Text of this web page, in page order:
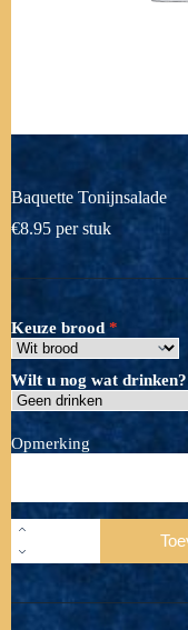
Baquette Tonijnsalade
€8.95 per stuk
Keuze brood
Wilt u nog wat drinken?
Opmerking
Baquette
aantal